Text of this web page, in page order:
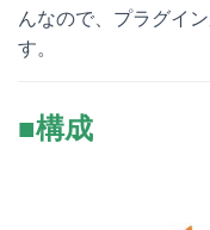
k
んなので、プラグイ
す。
■構成